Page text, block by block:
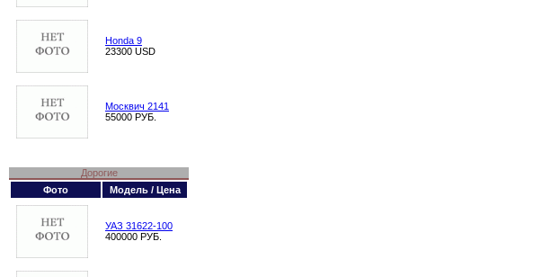
Honda 9
23300 USD
Москвич 2141
55000 РУБ.
Дорогие
Фото
Модель / Цена
УАЗ 31622-100
400000 РУБ.